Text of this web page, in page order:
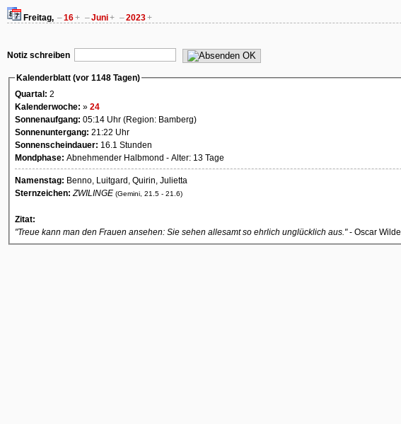
Freitag, –16+ –Juni+ –2023+
Notiz schreiben OK
Kalenderblatt (vor 1148 Tagen)
Quartal: 2
Kalenderwoche: » 24
Sonnenaufgang: 05:14 Uhr (Region: Bamberg)
Sonnenuntergang: 21:22 Uhr
Sonnenscheindauer: 16.1 Stunden
Mondphase: Abnehmender Halbmond - Alter: 13 Tage
Namenstag: Benno, Luitgard, Quirin, Julietta
Sternzeichen: ZWILINGE (Gemini, 21.5 - 21.6)
Zitat:
"Treue kann man den Frauen ansehen: Sie sehen allesamt so ehrlich unglücklich aus."- Oscar Wilde